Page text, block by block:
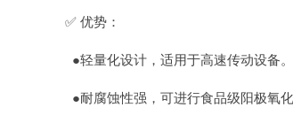
✅ 优势：
●轻量化设计，适用于高速传动设备。
●耐腐蚀性强，可进行食品级阳极氧化